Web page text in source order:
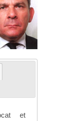
et